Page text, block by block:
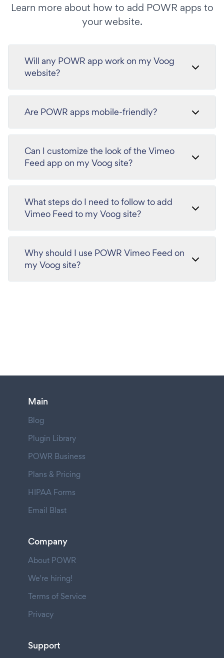
Learn more about how to add POWR apps to
your website.
Will any POWR app work on my Voog
website?
Are POWR apps mobile-friendly?
Can I customize the look of the Vimeo
Feed app on my Voog site?
What steps do I need to follow to add
Vimeo Feed to my Voog site?
Why should I use POWR Vimeo Feed on
my Voog site?
Main
Blog
Plugin Library
POWR Business
Plans & Pricing
HIPAA Forms
Email Blast
Company
About POWR
We're hiring!
Terms of Service
Privacy
Support